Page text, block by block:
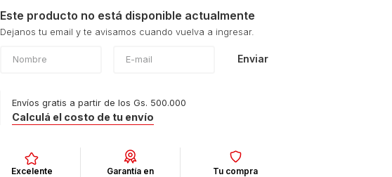
Este producto no está disponible actualmente
Enviar
Envíos gratis a partir de los Gs. 500.000
Calculá el costo de tu envío
Excelente
Garantía en
Tu compra